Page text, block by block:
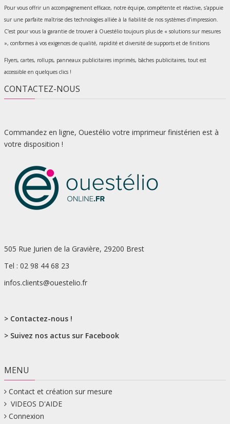
Pour vous offrir un accompagnement efficace, notre équipe, compétente et réactive, s'appuie
sur une parfaite maîtrise des technologies alliée à la fiabilité de nos systèmes d’impression.
C’est pour vous la garantie de trouver à Ouestélio toujours plus de « solutions sur mesures
», conformes à vos exigences de qualité, rapidité et diversité de supports et de finitions
Flyers, cartes, rollups, panneaux publicitaires imprimés, bâches publicitaires, tout est
accessible en quelques clics !
CONTACTEZ-NOUS
Commandez en ligne, Ouestélio votre imprimeur finistérien est à
votre disposition !
505 Rue Jurien de la Gravière, 29200 Brest
Tel : 02 98 44 68 23
infos.clients@ouestelio.fr
> Contactez-nous !
> Suivez nos actus sur Facebook
MENU
Contact et création sur mesure
VIDEOS D'AIDE
Connexion